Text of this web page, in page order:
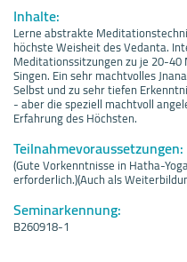
Inhalte:
Lerne abstrakte
höchste Weisheit des Vedanta.
Meditationssitzungen zu je 20-
Singen. Ein sehr machtvolles
Selbst und zu sehr tiefen
- aber die speziell machtvoll
Erfahrung des Höchsten.
Teilnahmevoraussetzungen:
(Gute Vorkenntnisse in Hatha-
erforderlich.)(Auch als
Seminarkennung:
B260918-1